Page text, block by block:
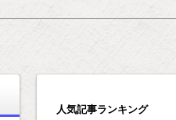
人気記事ランキング